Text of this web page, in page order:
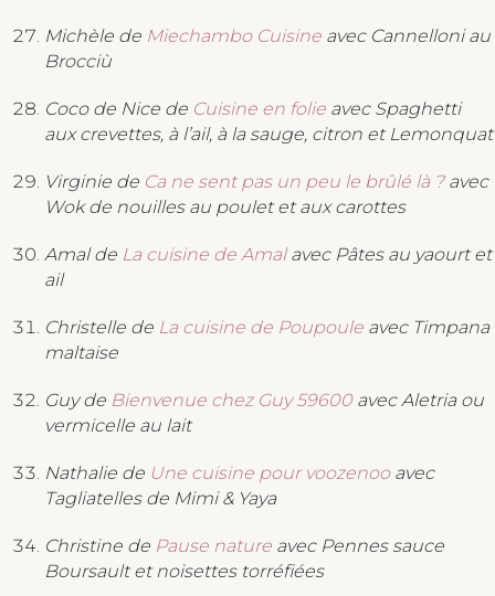
Michèle de Miechambo Cuisine avec Cannelloni au
Brocciù
Coco de Nice de Cuisine en folie avec Spaghetti
aux crevettes, à l’ail, à la sauge, citron et Lemonquat
Virginie de Ca ne sent pas un peu le brûlé là ?avec
Wok de nouilles au poulet et aux carottes
Amal de La cuisine de Amalavec Pâtes au yaourt et
ail
Christelle de La cuisine de Poupoule avec Timpana
maltaise
Guy de Bienvenue chez Guy 59600avec Aletria ou
vermicelle au lait
Nathalie de Une cuisine pour voozenooavec
Tagliatelles de Mimi & Yaya
Christine de Pause nature avec Pennes sauce
Boursault et noisettes torréfiées